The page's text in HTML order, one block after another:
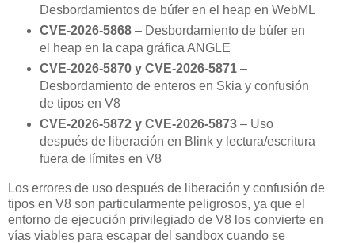
Desbordamientos de búfer en el heap en WebML
CVE-2026-5868– Desbordamiento de búfer en
el heap en la capa gráfica ANGLE
CVE-2026-5870 y CVE-2026-5871–
Desbordamiento de enteros en Skia y confusión
de tipos en V8
CVE-2026-5872 y CVE-2026-5873– Uso
después de liberación en Blink y lectura/escritura
fuera de límites en V8
Los errores de uso después de liberación y confusión de
tipos en V8 son particularmente peligrosos, ya que el
entorno de ejecución privilegiado de V8 los convierte en
vías viables para escapar del sandbox cuando se